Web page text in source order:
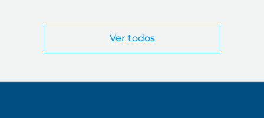
Ver todos